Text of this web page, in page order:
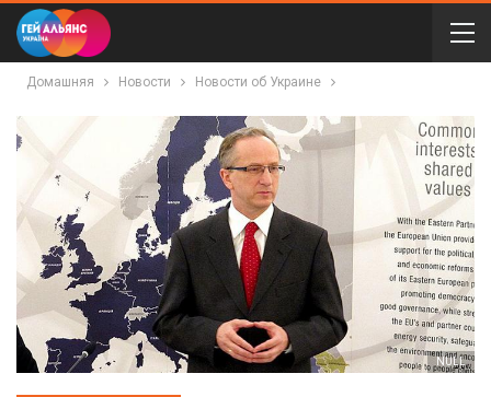
Домашняя Новости Новости об Украине
NULL